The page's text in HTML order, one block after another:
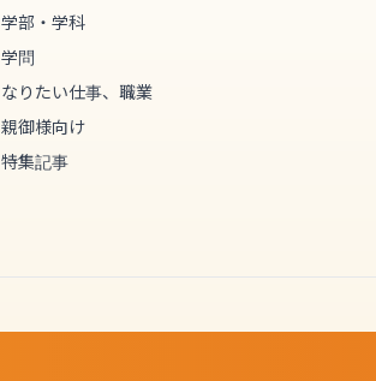
学部・学科
学問
なりたい仕事、職業
親御様向け
特集記事